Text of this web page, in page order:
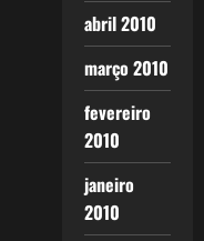
abril 2010
março 2010
fevereiro
2010
janeiro
2010